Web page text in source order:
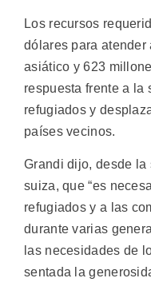
Los recursos
dólares para
asiático y 623
respuesta frente a la
refugiados y
países vecinos.
Grandi dijo, desde la
suiza, que “es
refugiados y a las
durante varias
las necesidades de
sentada la